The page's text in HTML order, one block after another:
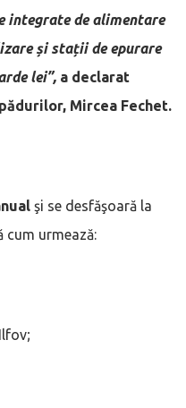
integrate de alimentare
și stații de epurare
lei”, a declarat
Mircea Fechet.
şi se desfăşoară la
cum urmează: